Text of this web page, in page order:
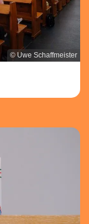
© Uwe Schaffmeister